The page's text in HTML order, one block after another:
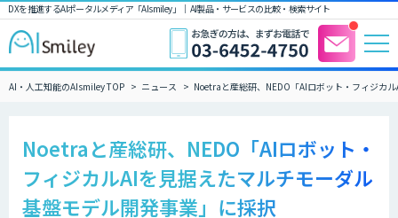
DXを推進するAIポータルメディア「AIsmiley」｜ AI製品・サービスの比較・検索サイト
AI・人工知能のAIsmiley TOP ニュース Noetraと産総研、NEDO「AIロボット・フィジカ
Noetraと産総研、NEDO「AIロボット・
フィジカルAIを見据えたマルチモーダル
基盤モデル開発事業」に採択